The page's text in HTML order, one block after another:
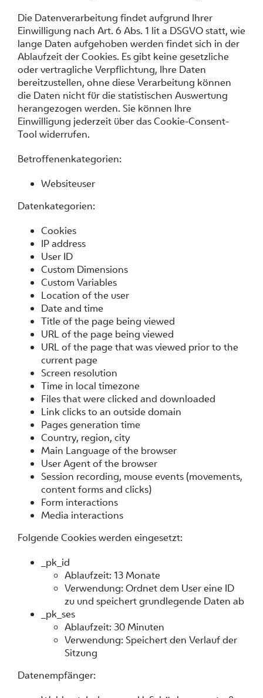
Die Datenverarbeitung findet aufgrund Ihrer
Einwilligung nach Art. 6 Abs. 1 lit a DSGVO statt, wie
lange Daten aufgehoben werden findet sich in der
Ablaufzeit der Cookies. Es gibt keine gesetzliche
oder vertragliche Verpflichtung, Ihre Daten
bereitzustellen, ohne diese Verarbeitung können
die Daten nicht für die statistischen Auswertung
herangezogen werden. Sie können Ihre
Einwilligung jederzeit über das Cookie-Consent-
Tool widerrufen.
Betroffenenkategorien:
Websiteuser
Datenkategorien:
Cookies
IP address
User ID
Custom Dimensions
Custom Variables
Location of the user
Date and time
Title of the page being viewed
URL of the page being viewed
URL of the page that was viewed prior to the
current page
Screen resolution
Time in local timezone
Files that were clicked and downloaded
Link clicks to an outside domain
Pages generation time
Country, region, city
Main Language of the browser
User Agent of the browser
Session recording, mouse events (movements,
content forms and clicks)
Form interactions
Media interactions
Folgende Cookies werden eingesetzt:
_pk_id
Ablaufzeit: 13 Monate
Verwendung: Ordnet dem User eine ID
zu und speichert grundlegende Daten ab
_pk_ses
Ablaufzeit: 30 Minuten
Verwendung: Speichert den Verlauf der
Sitzung
Datenempfänger: